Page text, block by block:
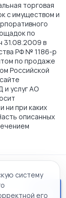
торговая
с имуществом и
по
31.08.2009 в
РФ № 1186-р
по продаже
Российской
услуг АО
ни при каких
описанных
систему
его